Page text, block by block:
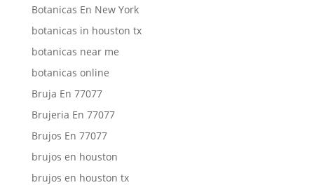
Botanicas En New York
botanicas in houston tx
botanicas near me
botanicas online
Bruja En 77077
Brujeria En 77077
Brujos En 77077
brujos en houston
brujos en houston tx